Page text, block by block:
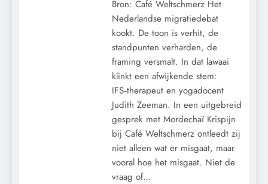
Bron: Café Weltschmerz Het
Nederlandse migratiedebat
kookt. De toon is verhit, de
standpunten verharden, de
framing versmalt. In dat lawaai
klinkt een afwijkende stem:
IFS‑therapeut en yogadocent
Judith Zeeman. In een uitgebreid
gesprek met Mordechaï Krispijn
bij Café Weltschmerz ontleedt zij
niet alleen wat er misgaat, maar
vooral hoe het misgaat. Niet de
vraag of…